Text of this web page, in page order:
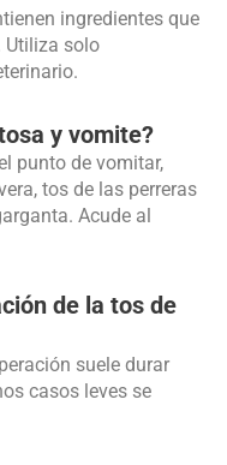
ingredientes que
Utiliza solo
y vomite?
punto de vomitar,
tos de las perreras
Acude al
de la tos de
suele durar
casos leves se